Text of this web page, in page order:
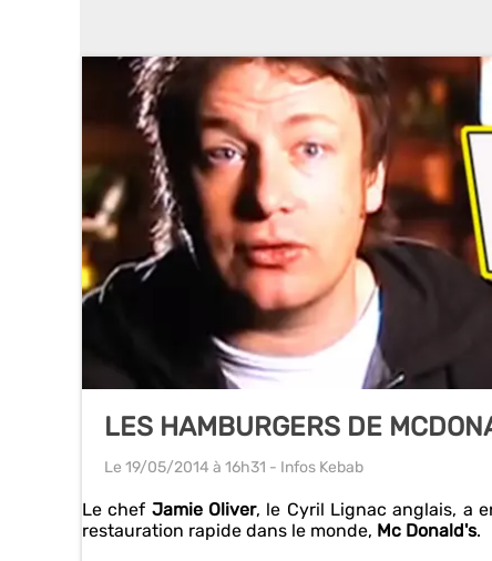
LES HAMBURGERS DE
Le 19/05/2014 à 16h31 - Infos Kebab
Le chef Jamie Oliver, le Cyril Lignac anglais, a
restauration rapide dans le monde, Mc Donald's.